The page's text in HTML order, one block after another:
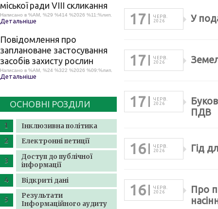
міської ради VIII скликання
Написано в %AM, %29 %414 %2026 %11:%лип.
Детальніше
Повідомлення про
заплановане застосування
засобів захисту рослин
Написано в %AM, %24 %322 %2026 %09:%лип.
Детальніше
ОСНОВНІ РОЗДІЛИ
Інклюзивна політика
Електронні петиції
Доступ до публічної
інформації
Відкриті дані
Результати
Інформаційного аудиту
17
ЧЕРВ.
2026
У
17
ЧЕРВ.
2026
17
ЧЕРВ.
2026
ПДВ
16
ЧЕРВ.
2026
Гід
16
ЧЕРВ.
2026
Про